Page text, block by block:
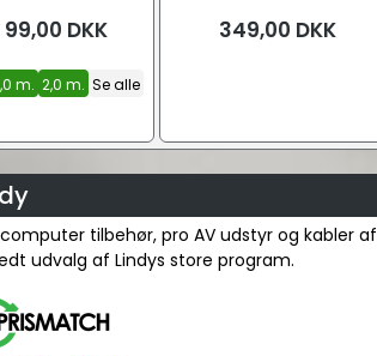
99,00 DKK
m. 2,0 m. Se alle
349,00 DKK
tilbehør, pro AV udstyr og kabler af
udvalg af Lindys store program.